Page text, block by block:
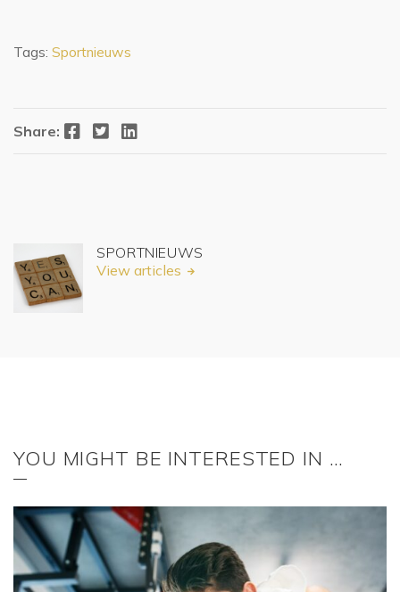
Tags: Sportnieuws
Share: Facebook Twitter LinkedIn
SPORTNIEUWS
View articles
YOU MIGHT BE INTERESTED IN …